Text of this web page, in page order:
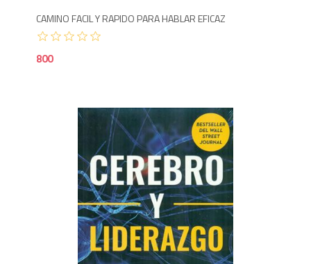
CAMINO FACIL Y RAPIDO PARA HABLAR EFICAZ
800